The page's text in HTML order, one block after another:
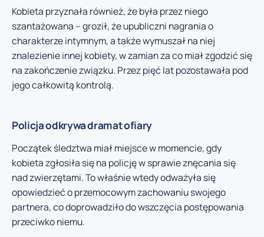
Kobieta przyznała również, że była przez niego
szantażowana – groził, że upubliczni nagrania o
charakterze intymnym, a także wymuszał na niej
znalezienie innej kobiety, w zamian za co miał zgodzić się
na zakończenie związku. Przez pięć lat pozostawała pod
jego całkowitą kontrolą.
Policja odkrywa dramat ofiary
Początek śledztwa miał miejsce w momencie, gdy
kobieta zgłosiła się na policję w sprawie znęcania się
nad zwierzętami. To właśnie wtedy odważyła się
opowiedzieć o przemocowym zachowaniu swojego
partnera, co doprowadziło do wszczęcia postępowania
przeciwko niemu.